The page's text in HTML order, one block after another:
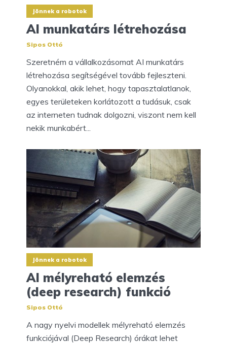
Jönnek a robotok
AI munkatárs létrehozása
Sipos Ottó
Szeretném a vállalkozásomat AI munkatárs
létrehozása segítségével tovább fejleszteni.
Olyanokkal, akik lehet, hogy tapasztalatlanok,
egyes területeken korlátozott a tudásuk, csak
az interneten tudnak dolgozni, viszont nem kell
nekik munkabért...
Jönnek a robotok
AI mélyreható elemzés
(deep research) funkció
Sipos Ottó
A nagy nyelvi modellek mélyreható elemzés
funkciójával (Deep Research) órákat lehet